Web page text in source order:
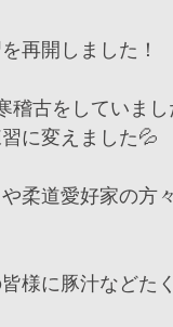
再開しました！
稽古をしていま
に変えました💦
柔道愛好家の方
様に豚汁などた